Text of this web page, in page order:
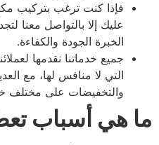
فإذا كنت ترغب بتركيب
عليك إلا بالتواصل معنا
الخبرة الجودة والكفاءة.
جميع خدماتنا نقدمها لعملائنا
التي لا منافس لها، مع
والتخفيضات على مختلف
هي أسباب